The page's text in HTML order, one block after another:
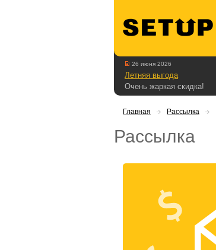
26 июня 2026
Летняя выгода
Очень жаркая скидка!
Главная Рассылка
Рассылка